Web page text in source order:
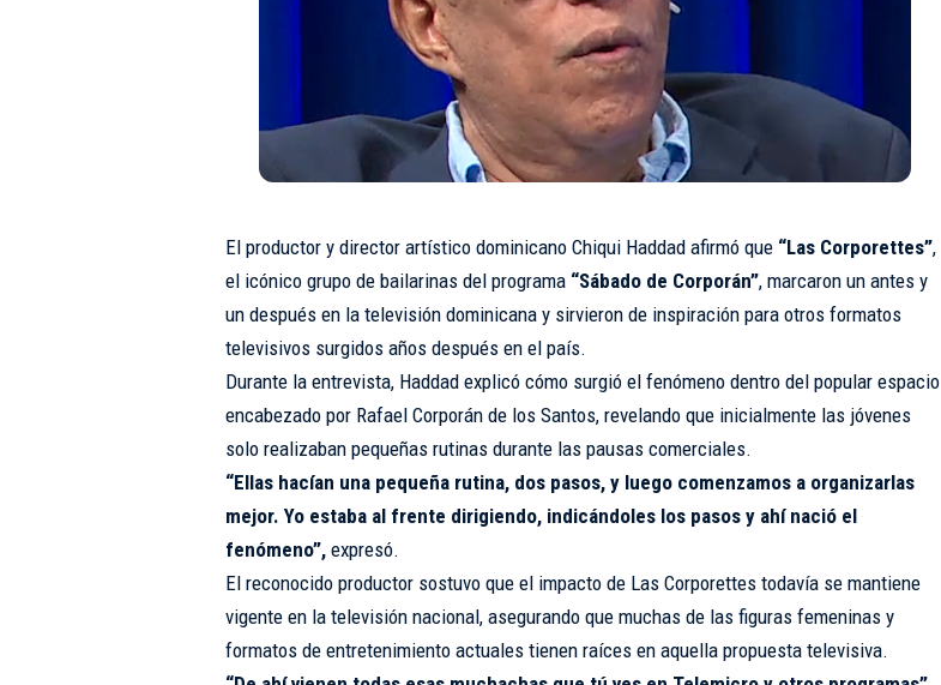
El productor y director artístico dominicano Chiqui Haddad afirmó que “Las Corporettes”,
el icónico grupo de bailarinas del programa “Sábado de Corporán”, marcaron un antes y
un después en la televisión dominicana y sirvieron de inspiración para otros formatos
televisivos surgidos años después en el país.
Durante la entrevista, Haddad explicó cómo surgió el fenómeno dentro del popular espacio
encabezado por Rafael Corporán de los Santos, revelando que inicialmente las jóvenes
solo realizaban pequeñas rutinas durante las pausas comerciales.
“Ellas hacían una pequeña rutina, dos pasos, y luego comenzamos a organizarlas
mejor. Yo estaba al frente dirigiendo, indicándoles los pasos y ahí nació el
fenómeno”, expresó.
El reconocido productor sostuvo que el impacto de Las Corporettes todavía se mantiene
vigente en la televisión nacional, asegurando que muchas de las figuras femeninas y
formatos de entretenimiento actuales tienen raíces en aquella propuesta televisiva.